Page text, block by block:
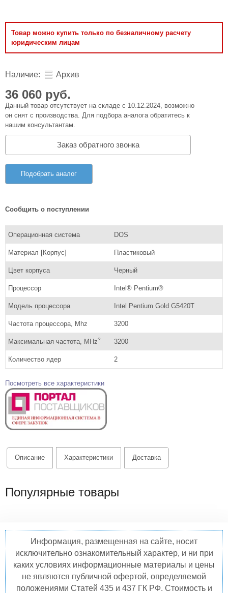
Товар можно купить только по безналичному расчету
юридическим лицам
Наличие: Архив
36 060 руб.
Данный товар отсутствует на складе с 10.12.2024, возможно
он снят с производства. Для подбора аналога обратитесь к
нашим консультантам.
Заказ обратного звонка
Подобрать аналог
Сообщить о поступлении
Операционная система DOS
Материал [Корпус] Пластиковый
Цвет корпуса Черный
Процессор Intel® Pentium®
Модель процессора Intel Pentium Gold G5420T
Частота процессора, Mhz 3200
Максимальная частота, MHz? 3200
Количество ядер 2
Посмотреть все характеристики
Описание Характеристики Доставка
Популярные товары
Информация, размещенная на сайте, носит
исключительно ознакомительный характер, и ни при
каких условиях информационные материалы и цены
не являются публичной офертой, определяемой
положениями Статей 435 и 437 ГК РФ. Стоимость и